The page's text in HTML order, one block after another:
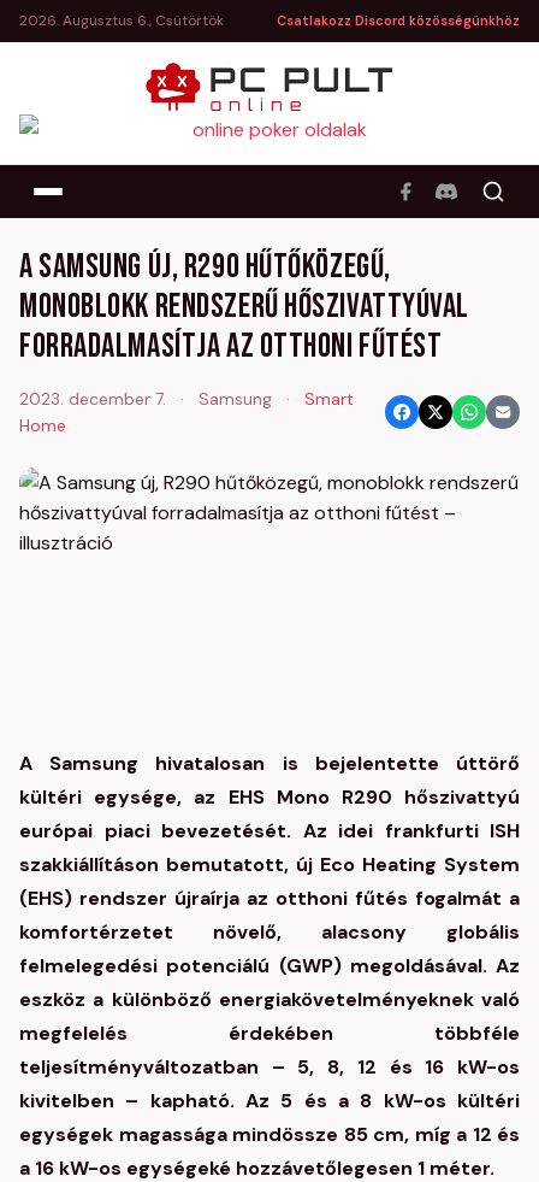
2026. Augusztus 6., Csütörtök Csatlakozz Discord közösségünkhöz
A Samsung új, R290 hűtőközegű,
monoblokk rendszerű hőszivattyúval
forradalmasítja az otthoni fűtést
2023. december 7. · Samsung ·
Smart
Home
A Samsung hivatalosan is bejelentette úttörő
kültéri egysége, az EHS Mono R290 hőszivattyú
európai piaci bevezetését. Az idei frankfurti ISH
szakkiállításon bemutatott, új Eco Heating System
(EHS) rendszer újraírja az otthoni fűtés fogalmát a
komfortérzetet növelő, alacsony globális
felmelegedési potenciálú (GWP) megoldásával. Az
eszköz a különböző energiakövetelményeknek való
megfelelés érdekében többféle
teljesítményváltozatban – 5, 8, 12 és 16 kW-os
kivitelben – kapható. Az 5 és a 8 kW-os kültéri
egységek magassága mindössze 85 cm, míg a 12 és
a 16 kW-os egységeké hozzávetőlegesen 1 méter.